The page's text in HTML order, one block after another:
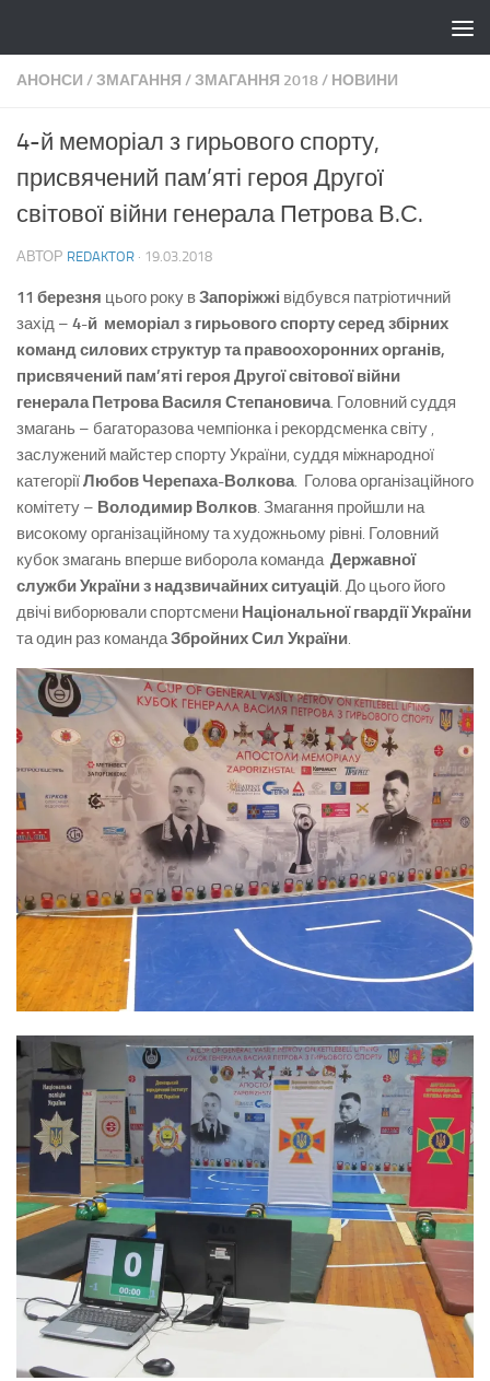
АНОНСИ /ЗМАГАННЯ /ЗМАГАННЯ 2018/ НОВИНИ
4-й меморіал з гирьового спорту,
присвячений пам’яті героя Другої
світової війни генерала Петрова В.С.
АВТОР REDAKTOR · 19.03.2018
11 березня цього року вЗапоріжжі відбувся патріотичний
захід – 4-й меморіал з гирьового спортусеред збірних
команд силових структур та правоохоронних органів,
присвячений пам’яті героя Другої світової війни
генерала Петрова Василя Степановича. Головний суддя
змагань – багаторазова чемпіонка і рекордсменка світу ,
заслужений майстер спорту України, суддя міжнародної
категоріїЛюбов Черепаха-Волкова. Голова організаційного
комітету – Володимир Волков. Змагання пройшли на
високому організаційному та художньому рівні. Головний
кубок змагань вперше виборола команда Державної
служби України з надзвичайних ситуацій. До цього його
двічі виборювали спортсмени Національної гвардії України
та один раз командаЗбройних Сил України.